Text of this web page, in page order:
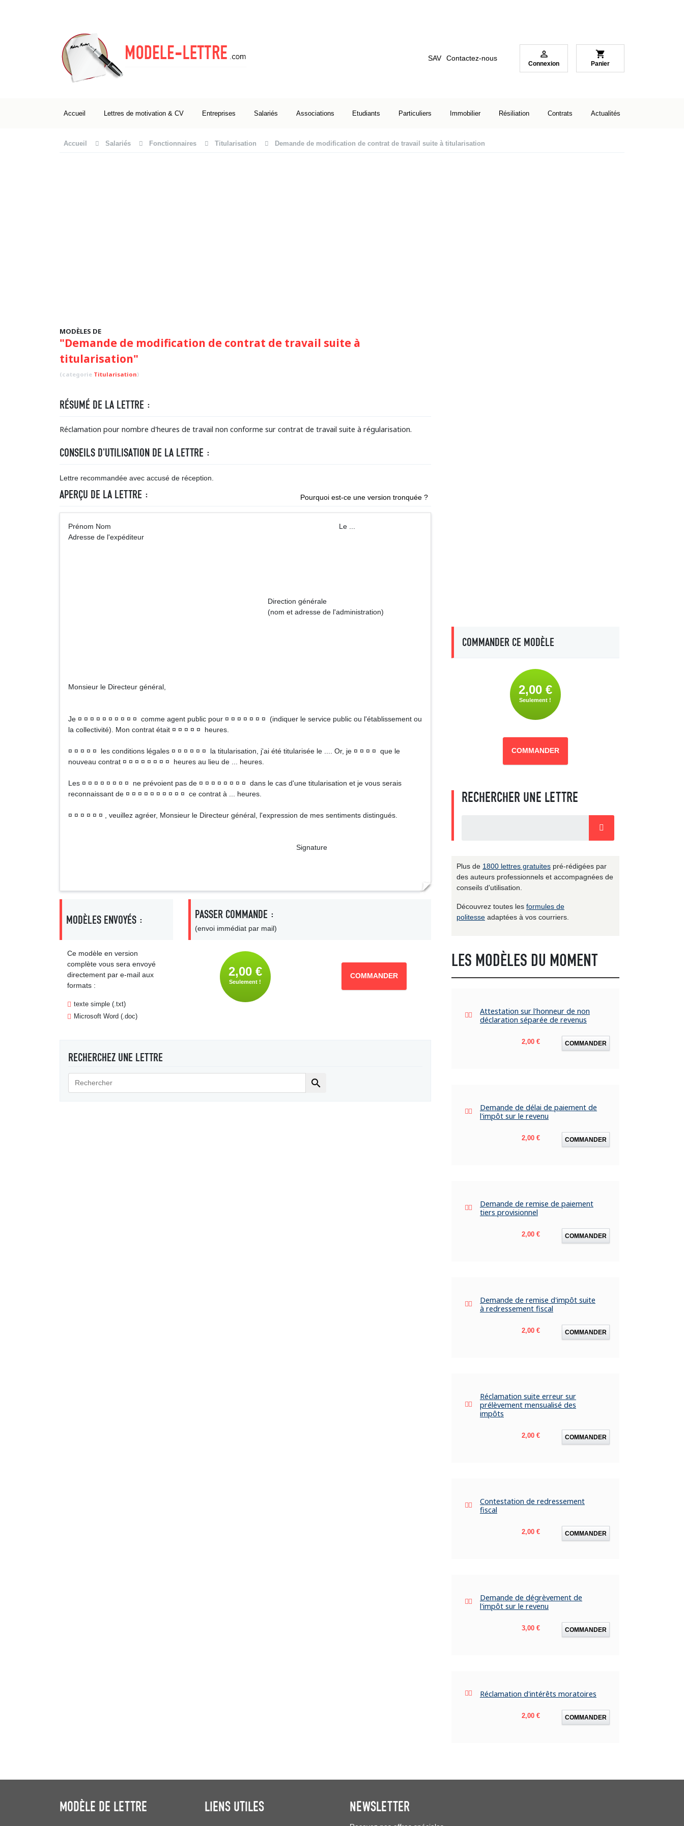
SAV Contactez-nous 
Connexion
shopping_cart
Panier
Accueil Lettres de motivation & CV Entreprises Salariés Associations Etudiants Particuliers Immobilier Résiliation Contrats Actualités
Accueil Salariés Fonctionnaires Titularisation Demande de modification de contrat de travail suite à titularisation
MODÈLES DE
"Demande de modification de contrat de travail suite à
titularisation"
(categorie Titularisation)
RÉSUMÉ DE LA LETTRE :
Réclamation pour nombre d'heures de travail non conforme sur contrat de travail suite à régularisation.
CONSEILS D'UTILISATION DE LA LETTRE :
Lettre recommandée avec accusé de réception.
APERÇU DE LA LETTRE : Pourquoi est-ce une version tronquée ?
Prénom Nom Le ...
Adresse de l'expéditeur
Direction générale
(nom et adresse de l'administration)
Monsieur le Directeur général,
Je ¤ ¤ ¤ ¤ ¤ ¤ ¤ ¤ ¤ ¤ comme agent public pour ¤ ¤ ¤ ¤ ¤ ¤ ¤ (indiquer le service public ou l'établissement ou
la collectivité). Mon contrat était ¤ ¤ ¤ ¤ ¤ heures.
¤ ¤ ¤ ¤ ¤ les conditions légales ¤ ¤ ¤ ¤ ¤ ¤ la titularisation, j'ai été titularisée le .... Or, je ¤ ¤ ¤ ¤ que le
nouveau contrat ¤ ¤ ¤ ¤ ¤ ¤ ¤ ¤ heures au lieu de ... heures.
Les ¤ ¤ ¤ ¤ ¤ ¤ ¤ ¤ ne prévoient pas de ¤ ¤ ¤ ¤ ¤ ¤ ¤ ¤ dans le cas d'une titularisation et je vous serais
reconnaissant de ¤ ¤ ¤ ¤ ¤ ¤ ¤ ¤ ¤ ¤ ce contrat à ... heures.
¤ ¤ ¤ ¤ ¤ ¤ , veuillez agréer, Monsieur le Directeur général, l'expression de mes sentiments distingués.
Signature
MODÈLES ENVOYÉS :
Ce modèle en version
complète vous sera envoyé
directement par e-mail aux
formats :
texte simple (.txt)
Microsoft Word (.doc)
PASSER COMMANDE :
(envoi immédiat par mail)
2,00 €
Seulement !
COMMANDER
RECHERCHEZ UNE LETTRE

COMMANDER CE MODÈLE
2,00 €
Seulement !
COMMANDER
RECHERCHER UNE LETTRE
Plus de 1800 lettres gratuites pré-rédigées par
des auteurs professionnels et accompagnées de
conseils d'utilisation.
Découvrez toutes les formules de
politesse adaptées à vos courriers.
LES MODÈLES DU MOMENT
Attestation sur l'honneur de non
déclaration séparée de revenus
Prix
2,00 € COMMANDER
Demande de délai de paiement de
l'impôt sur le revenu
Prix
2,00 € COMMANDER
Demande de remise de paiement
tiers provisionnel
Prix
2,00 € COMMANDER
Demande de remise d'impôt suite
à redressement fiscal
Prix
2,00 € COMMANDER
Réclamation suite erreur sur
prélèvement mensualisé des
impôts
Prix
2,00 € COMMANDER
Contestation de redressement
fiscal
Prix
2,00 € COMMANDER
Demande de dégrèvement de
l'impôt sur le revenu
Prix
3,00 € COMMANDER
Réclamation d'intérêts moratoires
Prix
2,00 € COMMANDER
MODÈLE DE LETTRE LIENS UTILES NEWSLETTER